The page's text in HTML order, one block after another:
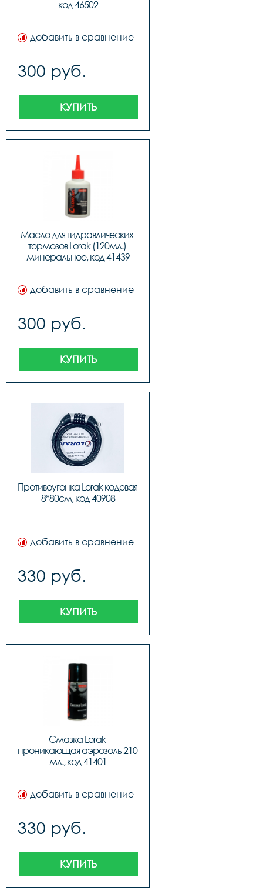
код 46502
добавить в сравнение
300 руб.
КУПИТЬ
Масло для гидравлических
тормозов Lorak (120мл.)
минеральное, код 41439
добавить в сравнение
300 руб.
КУПИТЬ
Противоугонка Lorak кодовая
8*80см, код 40908
добавить в сравнение
330 руб.
КУПИТЬ
Смазка Lorak
проникающая аэрозоль 210
мл., код 41401
добавить в сравнение
330 руб.
КУПИТЬ